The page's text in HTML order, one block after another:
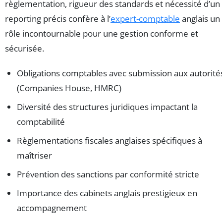
règlementation, rigueur des standards et nécessité d’un
reporting précis confère à l’expert-comptable anglais un
rôle incontournable pour une gestion conforme et
sécurisée.
Obligations comptables avec submission aux
(Companies House, HMRC)
Diversité des structures juridiques impactant la
comptabilité
Règlementations fiscales anglaises spécifiques à
maîtriser
Prévention des sanctions par conformité stricte
Importance des cabinets anglais prestigieux en
accompagnement